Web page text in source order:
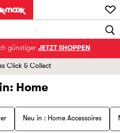
günstiger JETZT SHOPPEN
Click & Collect
Home
Neu in : Home Accessoires